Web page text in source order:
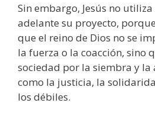
Sin embargo, Jesús no
adelante su proyecto,
que el reino de Dios no se
la fuerza o la coacción, sino
sociedad por la siembra y la
como la justicia, la
los débiles.